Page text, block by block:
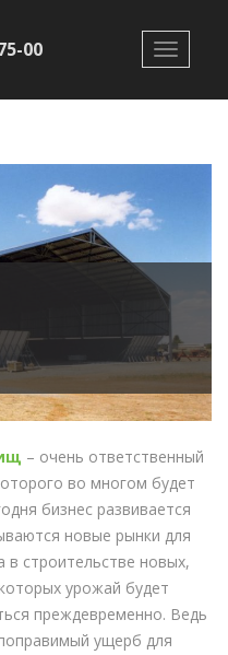
Toggle
00
– очень ответственный
во многом будет
бизнес развивается
новые рынки для
в строительстве новых,
урожай будет
преждевременно. Ведь
ущерб для